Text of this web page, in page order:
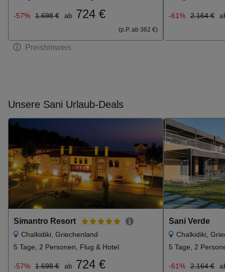
-57% 1.698 € ab 724 €
(p.P. ab 362 €)
-61% 2.164 €
Preishinweis
Unsere Sani Urlaub-Deals
Simantro Resort
Chalkidiki, Griechenland
5 Tage, 2 Personen, Flug & Hotel
-57% 1.698 € ab 724 €
Sani Verde
Chalkidiki,
5 Tage, 2
-61% 2.164 €